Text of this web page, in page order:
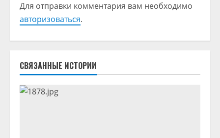
т
ь
ч
т
Для отправки комментария вам необходимо
авторизоваться.
СВЯЗАННЫЕ ИСТОРИИ